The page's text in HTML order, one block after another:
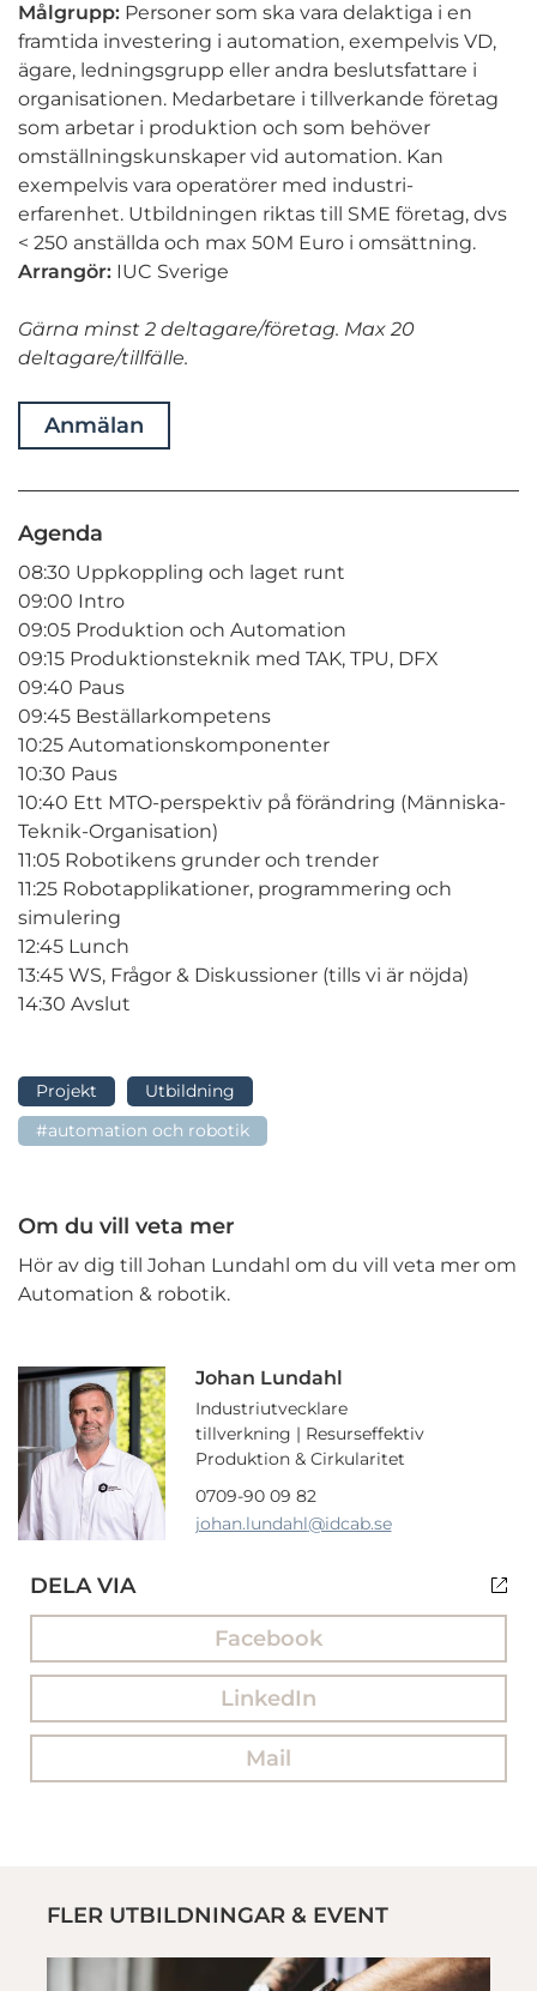
Målgrupp: Personer som ska vara delaktiga i en
framtida investering i automation, exempelvis VD,
ägare, ledningsgrupp eller andra beslutsfattare i
organisationen. Medarbetare i tillverkande företag
som arbetar i produktion och som behöver
omställningskunskaper vid automation. Kan
exempelvis vara operatörer med industri-
erfarenhet. Utbildningen riktas till SME företag, dvs
< 250 anställda och max 50M Euro i omsättning.
Arrangör: IUC Sverige
Gärna minst 2 deltagare/företag. Max 20
deltagare/tillfälle.
Anmälan
Agenda
08:30 Uppkoppling och laget runt
09:00 Intro
09:05 Produktion och Automation
09:15 Produktionsteknik med TAK, TPU, DFX
09:40 Paus
09:45 Beställarkompetens
10:25 Automationskomponenter
10:30 Paus
10:40 Ett MTO-perspektiv på förändring (Människa-
Teknik-Organisation)
11:05 Robotikens grunder och trender
11:25 Robotapplikationer, programmering och
simulering
12:45 Lunch
13:45 WS, Frågor & Diskussioner (tills vi är nöjda)
14:30 Avslut
Projekt
Utbildning
#automation och robotik
Om du vill veta mer
Hör av dig till Johan Lundahl om du vill veta mer om
Automation & robotik.
Johan Lundahl
Industriutvecklare
tillverkning | Resurseffektiv
Produktion & Cirkularitet
0709-90 09 82
johan.lundahl@idcab.se
DELA VIA
Facebook
LinkedIn
Mail
FLER UTBILDNINGAR & EVENT